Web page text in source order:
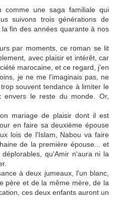
comme une saga familiale qui
suivons trois générations de
fin des années quarante à nos
par moments, ce roman se lit
avec plaisir et intérêt, car
marocaine, et ce regard, j'en
je ne me l'imaginais pas, ne
souvent tendance à limiter le
envers le reste du monde. Or,
mariage de plaisir dont il est
en faire sa deuxième épouse
lois de l'Islam, Nabou va faire
de la première épouse... et
qu'Amir n'aura ni la
à deux jumeaux, l'un blanc,
père et de la même mère, de la
ces deux enfants auront un